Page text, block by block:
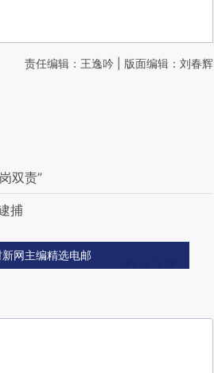
责任编辑：王逸吟 | 版面编辑：刘春辉
双责”
捕
网主编精选电邮